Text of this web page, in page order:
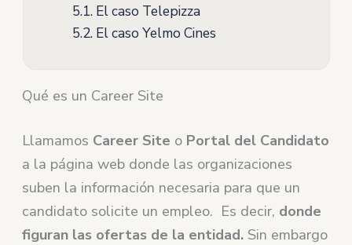
5.1.El caso Telepizza
5.2.El caso Yelmo Cines
Qué es un Career Site
Llamamos Career Site o Portal del Candidato
a la página web donde las organizaciones
suben la información necesaria para que un
candidato solicite un empleo. Es decir, donde
figuran las ofertas de la entidad. Sin embargo